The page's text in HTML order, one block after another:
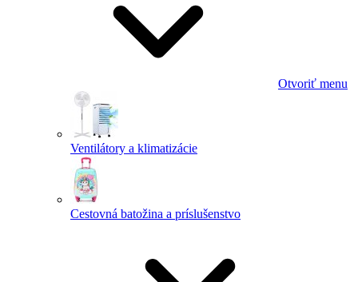
Otvoriť menu
Ventilátory a klimatizácie
Cestovná batožina a príslušenstvo